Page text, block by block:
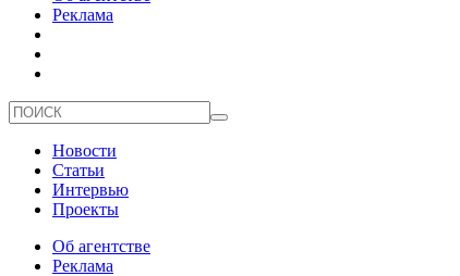
Реклама
Новости
Статьи
Интервью
Проекты
Об агентстве
Реклама